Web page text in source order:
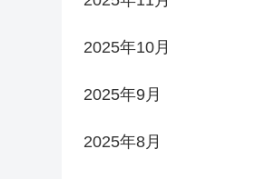
2025年10月
2025年9月
2025年8月